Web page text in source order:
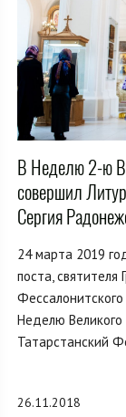
В Неделю 2-ю
совершил
Сергия
24 марта 2019
поста, святителя
Неделю Великого
Татарстанский
26.11.2018